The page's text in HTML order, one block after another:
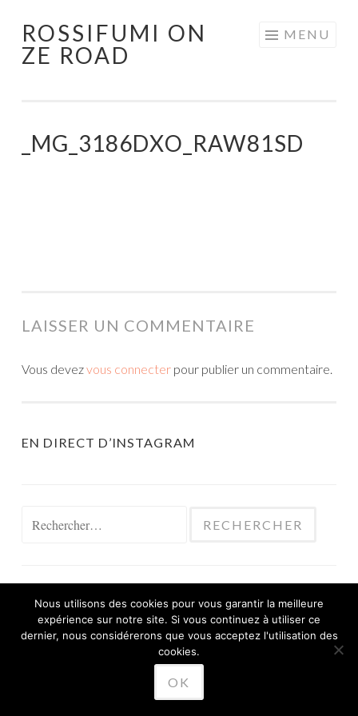
Aller
au
ROSSIFUMI ON
ZE ROAD
MENU
_MG_3186DXO_RAW81SD
LAISSER UN COMMENTAIRE
Vous devezvous connecter pour publier un commentaire.
EN DIRECT D’INSTAGRAM
FIÈREMENT PROPULSÉ PAR WORDPRESS
THÈME SKETCH PARWORDPRESS.COM
Nous utilisons des cookies pour vous garantir la meilleure
expérience sur notre site. Si vous continuez à utiliser ce
dernier, nous considérerons que vous acceptez l'utilisation des
cookies.
OK